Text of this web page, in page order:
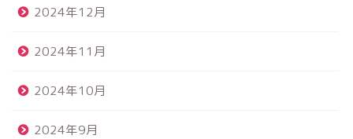
2024年12月
2024年11月
2024年10月
2024年9月